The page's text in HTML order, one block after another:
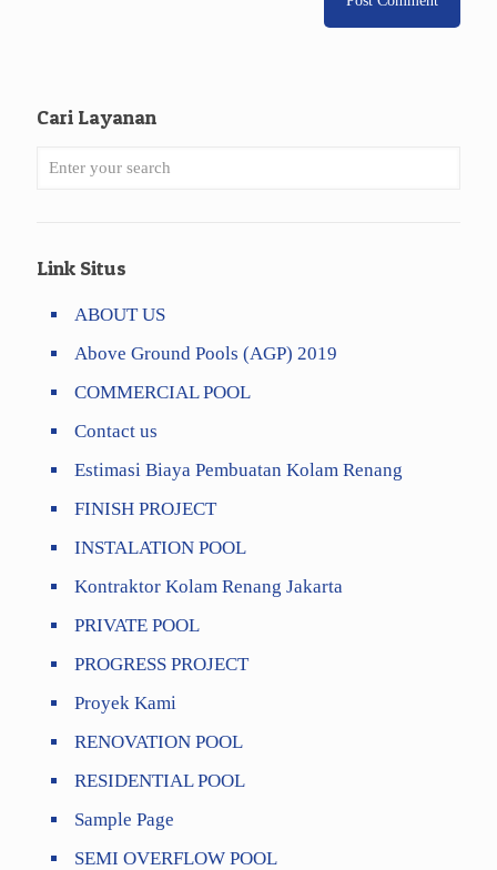
Cari Layanan
Link Situs
ABOUT US
Above Ground Pools (AGP) 2019
COMMERCIAL POOL
Contact us
Estimasi Biaya Pembuatan Kolam Renang
FINISH PROJECT
INSTALATION POOL
Kontraktor Kolam Renang Jakarta
PRIVATE POOL
PROGRESS PROJECT
Proyek Kami
RENOVATION POOL
RESIDENTIAL POOL
Sample Page
SEMI OVERFLOW POOL